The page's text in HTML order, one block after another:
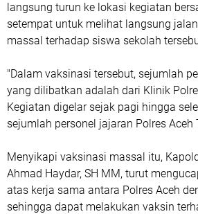
langsung turun ke lokasi kegiatan
setempat untuk melihat langsung
massal terhadap siswa sekolah
"Dalam vaksinasi tersebut, sejumlah
yang dilibatkan adalah dari Klinik
Kegiatan digelar sejak pagi hingga
sejumlah personel jajaran Polres Aceh
Menyikapi vaksinasi massal itu,
Ahmad Haydar, SH MM, turut
atas kerja sama antara Polres Aceh
sehingga dapat melakukan vaksin